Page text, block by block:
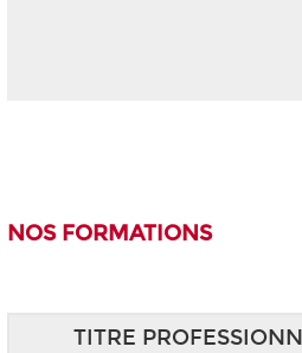
NOS FORMATIONS
TITRE